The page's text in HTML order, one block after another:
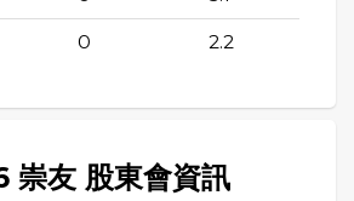
0 2.2
崇友 股東會資訊